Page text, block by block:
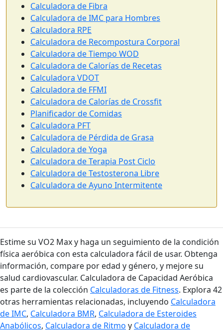
Calculadora de Fibra
Calculadora de IMC para Hombres
Calculadora RPE
Calculadora de Recompostura Corporal
Calculadora de Tiempo WOD
Calculadora de Calorías de Recetas
Calculadora VDOT
Calculadora de FFMI
Calculadora de Calorías de Crossfit
Planificador de Comidas
Calculadora PFT
Calculadora de Pérdida de Grasa
Calculadora de Yoga
Calculadora de Terapia Post Ciclo
Calculadora de Testosterona Libre
Calculadora de Ayuno Intermitente
Estime su VO2 Max y haga un seguimiento de la condición
física aeróbica con esta calculadora fácil de usar. Obtenga
información, compare por edad y género, y mejore su
salud cardiovascular. Calculadora de Capacidad Aeróbica
es parte de la colección Calculadoras de Fitness. Explora 42
otras herramientas relacionadas, incluyendo Calculadora
de IMC, Calculadora BMR, Calculadora de Esteroides
Anabólicos, Calculadora de Ritmo y Calculadora de